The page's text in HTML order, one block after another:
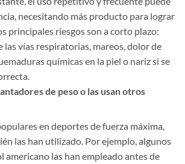
necesitando más producto para lograr
principales riesgos son a corto plazo:
las vías respiratorias, mareos, dolor de
químicas en la piel o nariz si se
de peso o las usan otros
en deportes de fuerza máxima,
las han utilizado. Por ejemplo, algunos
americano las han empleado antes de